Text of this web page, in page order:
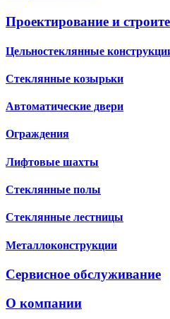
Проектирование и
Цельностеклянные
Стеклянные козырьки
Автоматические двери
Ограждения
Лифтовые шахты
Стеклянные полы
Стеклянные лестницы
Металлоконструкции
Сервисное обслуживание
О компании